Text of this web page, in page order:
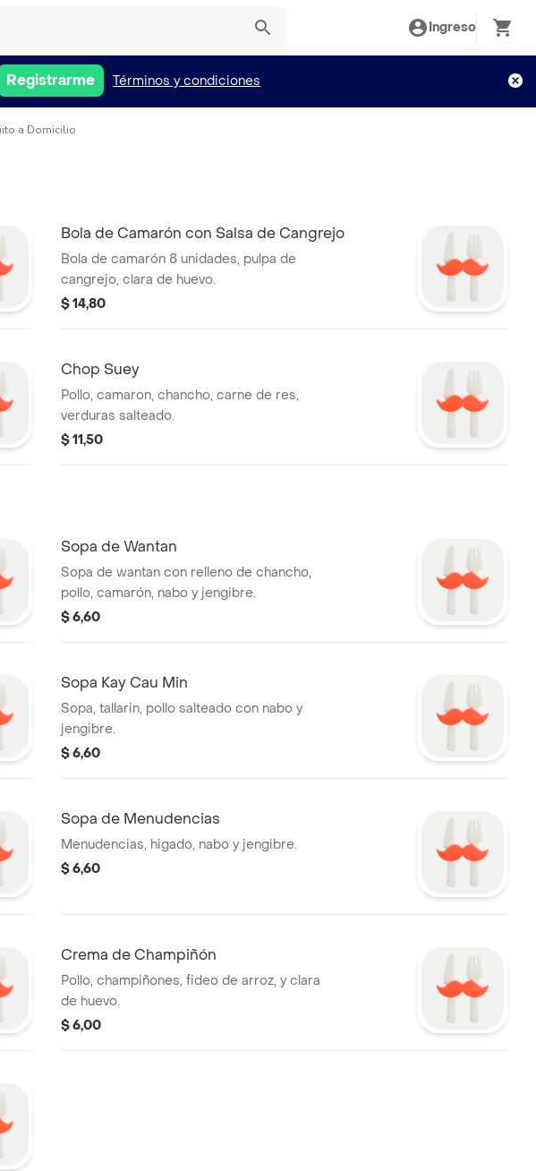
Ingreso
Registrarme Términos y condiciones
a Domicilio
Bola de Camarón con Salsa de Cangrejo
Bola de camarón 8 unidades, pulpa de
cangrejo, clara de huevo.
$ 14,80
Chop Suey
Pollo, camaron, chancho, carne de res,
verduras salteado.
$ 11,50
Sopa de Wantan
Sopa de wantan con relleno de chancho,
pollo, camarón, nabo y jengibre.
$ 6,60
Sopa Kay Cau Min
Sopa, tallarin, pollo salteado con nabo y
jengibre.
$ 6,60
Sopa de Menudencias
Menudencias, higado, nabo y jengibre.
$ 6,60
Crema de Champiñón
Pollo, champiñones, fideo de arroz, y clara
de huevo.
$ 6,00